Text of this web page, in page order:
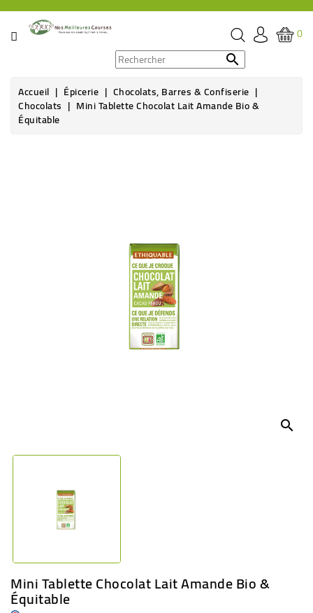
CATÉGORIE
ÉPICERIE
THÉ,
0

Accueil Épicerie Chocolats, Barres & Confiserie
Chocolats Mini Tablette Chocolat Lait Amande Bio &
Équitable
search
Mini Tablette Chocolat Lait Amande Bio &
Équitable